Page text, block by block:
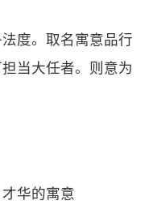
度。取名寓意品行
当大任者。则意为
华的寓意